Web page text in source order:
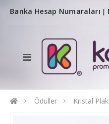
Banka Hesap Numaraları |
Ödüller Kristal